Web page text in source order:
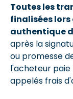
Toutes les
finalisées
authentique
après la
ou promesse
l'acheteur paie
appelés frais